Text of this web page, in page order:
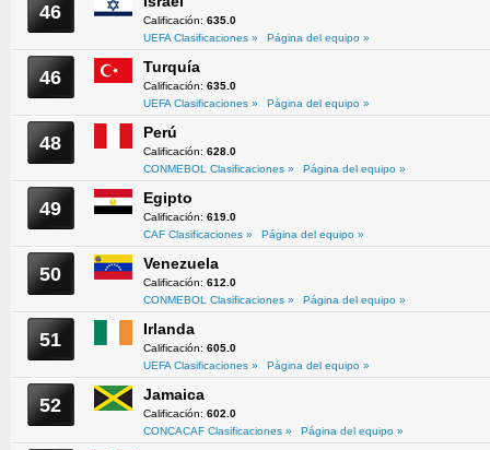
46 Calificación: 635.0
UEFA Clasificaciones »
Página del equipo »
46 Turquía
Calificación: 635.0
UEFA Clasificaciones »
Página del equipo »
48 Perú
Calificación: 628.0
CONMEBOL Clasificaciones »
Página del equipo »
49 Egipto
Calificación: 619.0
CAF Clasificaciones »
Página del equipo »
50 Venezuela
Calificación: 612.0
CONMEBOL Clasificaciones »
Página del equipo »
51 Irlanda
Calificación: 605.0
UEFA Clasificaciones »
Página del equipo »
52 Jamaica
Calificación: 602.0
CONCACAF Clasificaciones »
Página del equipo »